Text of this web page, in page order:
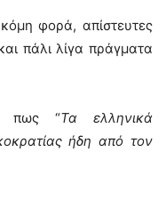
φορά, απίστευτες
πάλι λίγα πράγματα
πως “Τα ελληνικά
ήδη από τον